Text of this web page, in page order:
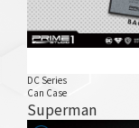
DC Series
Can Case
Superman